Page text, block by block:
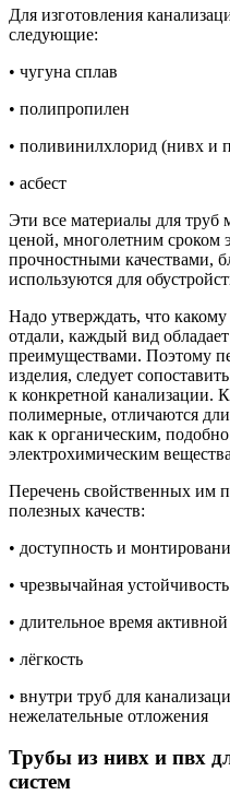
Для изготовления
следующие:
• чугуна сплав
• полипропилен
• поливинилхлорид (нивх и
• асбест
Эти все материалы для труб
ценой, многолетним сроком
прочностными качествами,
используются для
Надо утверждать, что
отдали, каждый вид
преимуществами. Поэтому
изделия, следует
к конкретной канализации.
полимерные, отличаются
как к органическим,
электрохимическим
Перечень свойственных им
полезных качеств:
• доступность и
• чрезвычайная
• длительное время
• лёгкость
• внутри труб для
нежелательные отложения
Трубы из нивх и пвх
систем